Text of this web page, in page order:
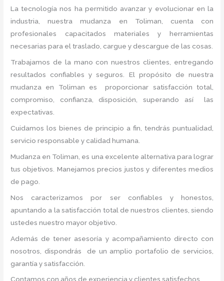
La tecnología nos ha permitido avanzar y evolucionar en la
industria, nuestra mudanza en Toliman, cuenta con
profesionales capacitados materiales y herramientas
necesarias para el traslado, cargue y descargue de las cosas.
Trabajamos de la mano con nuestros clientes, entregando
resultados confiables y seguros. El propósito de nuestra
mudanza en Toliman es proporcionar satisfacción total,
compromiso, confianza, disposición, superando así las
expectativas.
Cuidamos los bienes de principio a fin, tendrás puntualidad,
servicio responsable y calidad humana.
Mudanza en Toliman, es una excelente alternativa para lograr
tus objetivos. Manejamos precios justos y diferentes medios
de pago.
Nos caracterizamos por ser confiables y honestos,
apuntando a la satisfacción total de nuestros clientes, siendo
ustedes nuestro mayor objetivo.
Además de tener asesoría y acompañamiento directo con
nosotros, dispondrás de un amplio portafolio de servicios,
garantía y satisfacción.
Contamos con años de experiencia y clientes satisfechos.